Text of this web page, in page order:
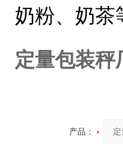
奶粉、奶茶
定量包装秤
产品：